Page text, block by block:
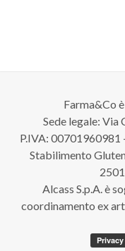
Farma&Co
Sede legale: Via
P.IVA: 00701960981
Stabilimento
Alcass S.p.A. è
coordinamento ex